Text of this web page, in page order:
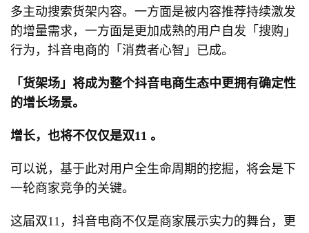
多主动搜索货架内容。一方面是被内容推荐持续激发
的增量需求，一方面是更加成熟的用户自发「搜购」
行为，抖音电商的「消费者心智」已成。
「货架场」将成为整个抖音电商生态中更拥有确定性
的增长场景。
增长，也将不仅仅是双11 。
可以说，基于此对用户全生命周期的挖掘，将会是下
一轮商家竞争的关键。
这届双11，抖音电商不仅是商家展示实力的舞台，更